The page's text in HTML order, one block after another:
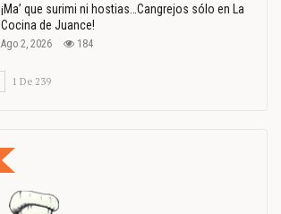
¡Ma’ que surimi ni hostias…Cangrejos sólo en La
Cocina de Juance!
Ago 2, 2026 184
1 De 239